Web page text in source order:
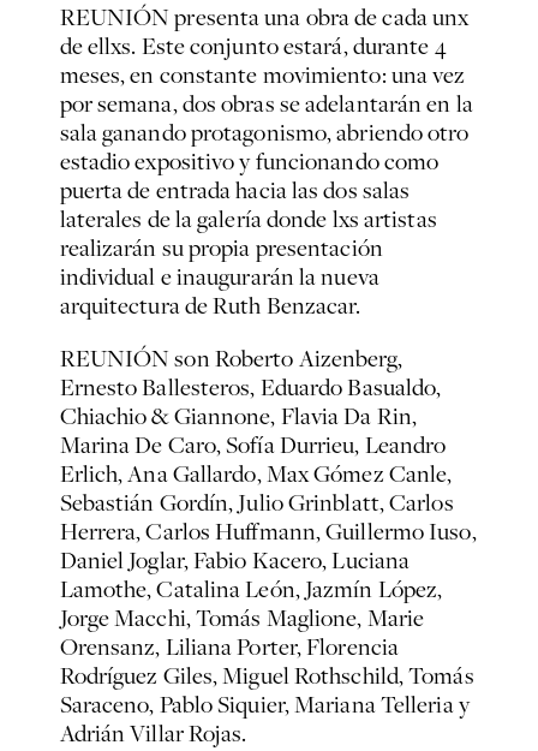
REUNIÓN presenta una obra de cada unx
de ellxs. Este conjunto estará, durante 4
meses, en constante movimiento: una vez
por semana, dos obras se adelantarán en la
sala ganando protagonismo, abriendo otro
estadio expositivo y funcionando como
puerta de entrada hacia las dos salas
laterales de la galería donde lxs artistas
realizarán su propia presentación
individual e inaugurarán la nueva
arquitectura de Ruth Benzacar.
REUNIÓN son Roberto Aizenberg,
Ernesto Ballesteros, Eduardo Basualdo,
Chiachio & Giannone, Flavia Da Rin,
Marina De Caro, Sofía Durrieu, Leandro
Erlich, Ana Gallardo, Max Gómez Canle,
Sebastián Gordín, Julio Grinblatt, Carlos
Herrera, Carlos Huffmann, Guillermo Iuso,
Daniel Joglar, Fabio Kacero, Luciana
Lamothe, Catalina León, Jazmín López,
Jorge Macchi, Tomás Maglione, Marie
Orensanz, Liliana Porter, Florencia
Rodríguez Giles, Miguel Rothschild, Tomás
Saraceno, Pablo Siquier, Mariana Telleria y
Adrián Villar Rojas.